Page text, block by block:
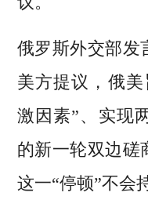
俄罗斯外交部发
美方提议，俄
激因素”、实现
的新一轮双边磋
这一“停顿”不会